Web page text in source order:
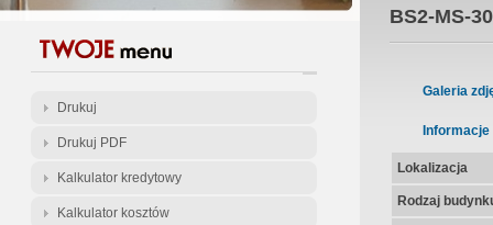
Gwarancja Zwrotu Zadatku
Gratis - Przedwstępna Umowa
Drukuj
Drukuj PDF
Kalkulator kredytowy
Kalkulator kosztów
BS2-MS-
Galeria
Informacje
Lokalizacja
Rodzaj